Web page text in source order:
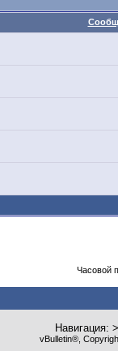
Часовой
Навигация:
vBulletin®,